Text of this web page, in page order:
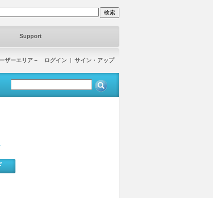
Support
ザーエリア－ ログイン | サイン・アップ